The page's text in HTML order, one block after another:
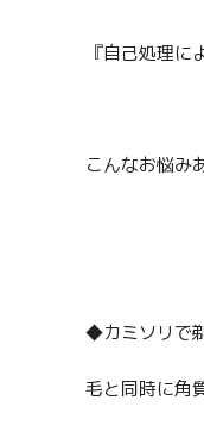
『自己処理に
こんなお悩み
◆カミソリで
毛と同時に角